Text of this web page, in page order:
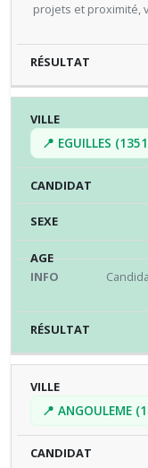
projets et proximité,
📍 EGUILLES
📍 ANGOULEME